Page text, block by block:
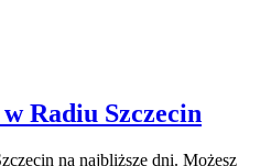
Radiu Szczecin
na najbliższe dni. Możesz